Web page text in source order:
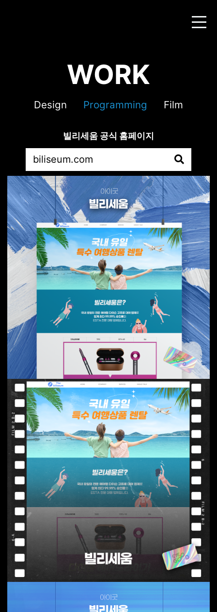
WORK
Design Programming Film
빌리세움 공식 홈페이지
biliseum.com